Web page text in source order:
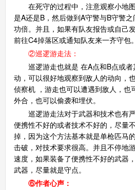
在死守的过程中，注意观察小地
是A还是B，然后做到A守警与B守警
功倍。并且，如果有队友报告或自己
前往C4掉落区或通知队友来一齐守包。
②巡逻游走法：
巡逻游走也就是 在A点和B点或者
动，可以很好地观察到敌人的动向，
侦察机 ，游走也可以遭遇到敌人，也
外合，也可以偷袭和埋伏。
巡逻游走法对于武器和技术也有
便携性不好的或者技术不好的，尽量
掉，因为这个方法基本就是单枪匹马
击破，对技术要求很高。并且不停地
速度，如果装备了便携性不好的武器
武器，尽量就是守点。
⑥作者心声：